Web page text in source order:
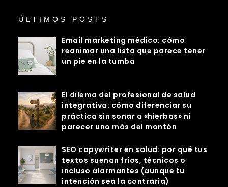
ÚLTIMOS POSTS
Email marketing médico: cómo
reanimar una lista que parece tener
un pie en la tumba
El dilema del profesional de salud
integrativa: cómo diferenciar su
práctica sin sonar a «hierbas» ni
parecer uno más del montón
SEO copywriter en salud: por qué tus
textos suenan fríos, técnicos o
incluso alarmantes (aunque tu
intención sea la contraria)